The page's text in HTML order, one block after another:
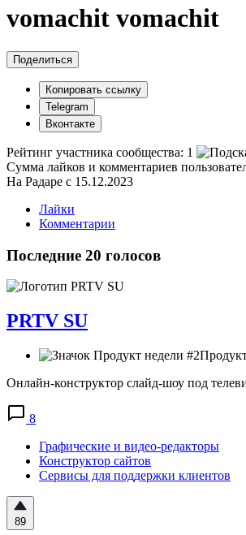
vomachit vomachit
Поделиться
Копировать ссылку
Telegram
Вконтакте
Рейтинг участника сообщества: 1
Сумма лайков и комментариев
На Радаре с 15.12.2023
Лайки
Комментарии
Последние 20 голосов
PRTV SU
Онлайн-конструктор слайд-шоу под
8
Графические и видео-редакторы
Конструктор сайтов
Сервисы для поддержки клиентов
89